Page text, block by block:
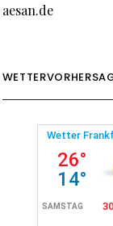
aesan.de